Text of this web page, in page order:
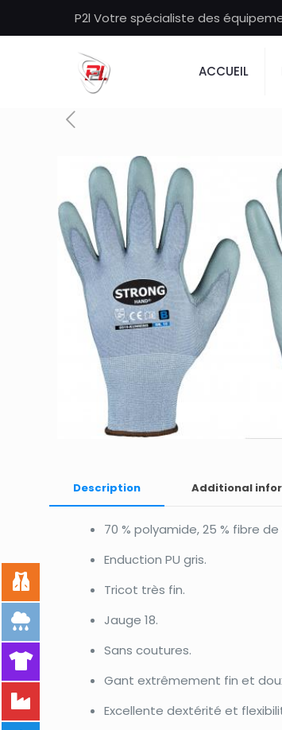
P2l Votre spécialiste des
ACCUEIL
Description Additional
70 % polyamide, 25 % fibre
Enduction PU gris.
Tricot très fin.
Jauge 18.
Sans coutures.
Gant extrêmement fin et
Excellente dextérité et